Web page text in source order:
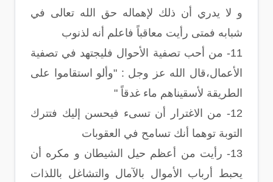
و لا يدري أن ذلك لإهماله حق الله تعالى في
شبابه فمتى رأيت معاقباً فاعلم أنه لذنوب
11- من أحب تصفية الأحوال فليجتهد في تصفية
الأعمال،قال الله عز وجل : "وألو استقاموا على
الطريقة لأسقيناهم ماء غدقاً "
12- من الاغترار أن تسىء فيحسن إليك فتترك
التوبة توهما أنك تسامح في العقوبات
13- رأيت من أعظم حيل الشيطان و مكره أن
يحبط أرباب الأموال بالآمال والتشاغل باللذات